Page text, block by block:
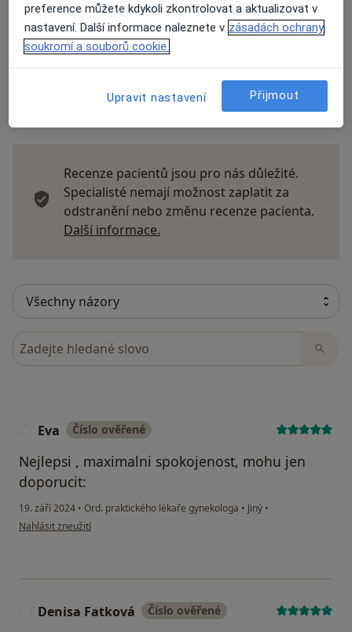
Názory
Přidejte svůj názor
Recenze pacientů jsou pro nás důležité.
Specialisté nemají možnost zaplatit za
odstranění nebo změnu recenze pacienta.
Další informace.
Hledejte v názorech
Eva Číslo ověřené
Nejlepsi , maximalni spokojenost, mohu jen
doporucit:
19. září 2024 • Ord. praktického lékaře gynekologa • Jiný •
podle názoru uživatele Eva
Nahlásit zneužití
Denisa Fatková Číslo ověřené
preference můžete kdykoli zkontrolovat a aktualizovat v
nastavení. Další informace naleznete v zásadách ochrany
soukromí a souborů cookie.
Upravit nastavení Přijmout